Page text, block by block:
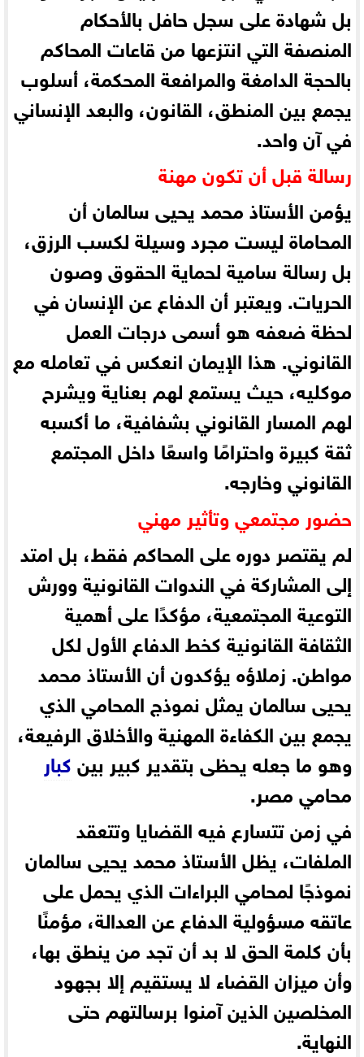
بل شهادة على سجل حافل بالأحكام
المنصفة التي انتزعها من قاعات المحاكم
بالحجة الدامغة والمرافعة المحكمة، أسلوب
يجمع بين المنطق، القانون، والبعد الإنساني
في آن واحد.
رسالة قبل أن تكون مهنة
يؤمن الأستاذ محمد يحيى سالمان أن
المحاماة ليست مجرد وسيلة لكسب الرزق،
بل رسالة سامية لحماية الحقوق وصون
الحريات. ويعتبر أن الدفاع عن الإنسان في
لحظة ضعفه هو أسمى درجات العمل
القانوني. هذا الإيمان انعكس في تعامله مع
موكليه، حيث يستمع لهم بعناية ويشرح
لهم المسار القانوني بشفافية، ما أكسبه
ثقة كبيرة واحترامًا واسعًا داخل المجتمع
القانوني وخارجه.
حضور مجتمعي وتأثير مهني
لم يقتصر دوره على المحاكم فقط، بل امتد
إلى المشاركة في الندوات القانونية وورش
التوعية المجتمعية، مؤكدًا على أهمية
الثقافة القانونية كخط الدفاع الأول لكل
مواطن. زملاؤه يؤكدون أن الأستاذ محمد
يحيى سالمان يمثل نموذج المحامي الذي
يجمع بين الكفاءة المهنية والأخلاق الرفيعة،
وهو ما جعله يحظى بتقدير كبير بينكبار
محامي مصر.
في زمن تتسارع فيه القضايا وتتعقد
الملفات، يظل الأستاذ محمد يحيى سالمان
نموذجًا لمحامي البراءات الذي يحمل على
عاتقه مسؤولية الدفاع عن العدالة، مؤمنًا
بأن كلمة الحق لا بد أن تجد من ينطق بها،
وأن ميزان القضاء لا يستقيم إلا بجهود
المخلصين الذين آمنوا برسالتهم حتى
النهاية.